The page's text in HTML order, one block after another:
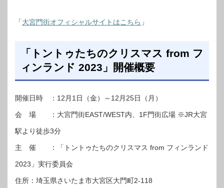
「大宮門街オフィシャルサイトはこちら 」
「トントゥたちのクリスマス from フ
ィンランド 2023」開催概要
開催日時 ：12月1日（金）～12月25日（月）
会 場 ：大宮門街EAST/WEST内、1F門街広場 ※JR大宮
駅より徒歩3分
主 催 ：「トントゥたちのクリスマス from フィンランド
2023」実行委員会
住所：埼玉県さいたま市大宮区大門町2-118